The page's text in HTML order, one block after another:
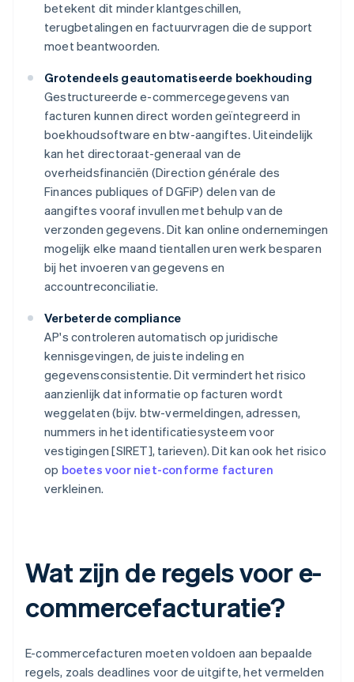
betekent dit minder klantgeschillen,
terugbetalingen en factuurvragen die de support
moet beantwoorden.
Grotendeels geautomatiseerde boekhouding
Gestructureerde e-commercegegevens van
facturen kunnen direct worden geïntegreerd in
boekhoudsoftware en btw-aangiftes. Uiteindelijk
kan het directoraat-generaal van de
overheidsfinanciën (Direction générale des
Finances publiques of DGFiP) delen van de
aangiftes vooraf invullen met behulp van de
verzonden gegevens. Dit kan online ondernemingen
mogelijk elke maand tientallen uren werk besparen
bij het invoeren van gegevens en
accountreconciliatie.
Verbeterde compliance
AP's controleren automatisch op juridische
kennisgevingen, de juiste indeling en
gegevensconsistentie. Dit vermindert het risico
aanzienlijk dat informatie op facturen wordt
weggelaten (bijv. btw-vermeldingen, adressen,
nummers in het identificatiesysteem voor
vestigingen [SIRET], tarieven). Dit kan ook het risico
op boetes voor niet-conforme facturen
verkleinen.
Wat zijn de regels voor e-
commercefacturatie?
E-commercefacturen moeten voldoen aan bepaalde
regels, zoals deadlines voor de uitgifte, het vermelden